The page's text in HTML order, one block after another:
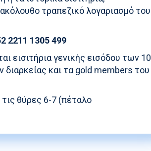
τραπεζικό λογαριασμό του
2211 1305 499
εισιτήρια γενικής εισόδου των 10
διαρκείας και τα gold members του
τις θύρες 6-7 (πέταλο